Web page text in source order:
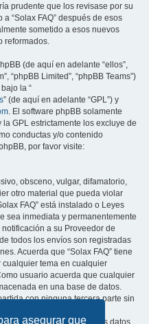
asegurar que
prudente que los revisase por su
“Solax FAQ” después de esos
sometido a esos nuevos
reformados.
(de aquí en adelante “ellos”,
“phpBB Limited”, “phpBB Teams”)
la “
” (de aquí en adelante “GPL”) y
. El software phpBB solamente
GPL estrictamente los excluye de
conductas y/o contenido
por favor visite:
obsceno, vulgar, difamatorio,
otro material que pueda violar
FAQ” está instalado o Leyes
sea inmediata y permanentemente
a su Proveedor de
todos los envíos son registradas
Acuerda que “Solax FAQ” tiene
cualquier tema en cualquier
usuario acuerda que cualquier
en una base de datos.
con ninguna tercera parte sin
que conlleve a que los datos